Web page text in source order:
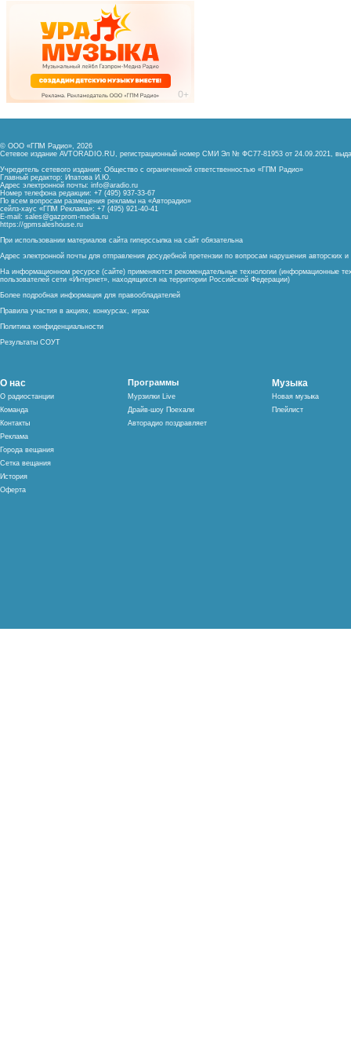
© ООО «ГПМ Радио», 2026
Сетевое издание AVTORADIO.RU, регистрационный номер СМИ Эл № ФС77-81953 от 24.09.2021,
Учредитель сетевого издания: Общество с ограниченной ответственностью «ГПМ Радио»
Главный редактор: Ипатова И.Ю.
Адрес электронной почты: info@aradio.ru
Номер телефона редакции: +7 (495) 937-33-67
По всем вопросам размещения рекламы на «Авторадио»
сейлз-хаус «ГПМ Реклама»: +7 (495) 921-40-41
E-mail: sales@gazprom-media.ru
https://gpmsaleshouse.ru
При использовании материалов сайта гиперссылка на сайт обязательна
Адрес электронной почты для отправления досудебной претензии по вопросам нарушения авторских
На информационном ресурсе (сайте) применяются рекомендательные технологии (информационные
пользователей сети «Интернет», находящихся на территории Российской Федерации)
Более подробная информация для правообладателей
Правила участия в акциях, конкурсах, играх
Политика конфиденциальности
Результаты СОУТ
О нас
О радиостанции
Команда
Контакты
Реклама
Города вещания
Сетка вещания
История
Оферта
Программы
Мурзилки Live
Драйв-шоу Поехали
Авторадио поздравляет
Музыка
Новая музыка
Плейлист